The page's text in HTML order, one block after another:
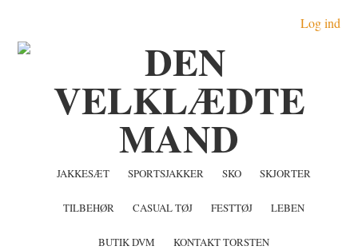
indhold
Log ind
JAKKESÆT SPORTSJAKKER SKO SKJORTER
TILBEHØR CASUAL TØJ FESTTØJ LEBEN
BUTIK DVM KONTAKT TORSTEN